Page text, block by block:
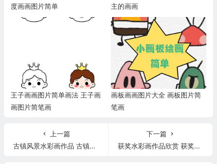
度画画图片简单
主的画画
王子画画图片简单画法 王子画
画图片简笔画
画板画画图片大全 画板图片简
笔画
上一篇
古镇风景水彩画作品 古镇风景水彩临摹图片
下一篇
获奖水彩画作品欣赏 获奖水彩画作品欣赏大全